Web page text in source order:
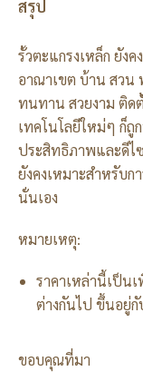
สรุป
รั้วตะแกรงเหล็ก ยัง
อาณาเขต บ้าน สวน
ทนทาน สวยงาม ติด
เทคโนโลยีใหม่ๆ ก็ถู
ประสิทธิภาพและดีไ
ยังคงเหมาะสำหรับก
นั่นเอง
หมายเหตุ:
ราคาเหล่านี้เป็น
ต่างกันไป ขึ้นอยู่กั
ขอบคุณที่มา